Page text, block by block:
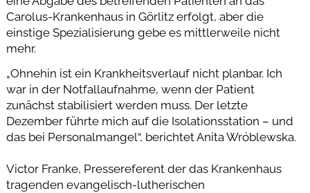
Carolus-Krankenhaus in Görlitz erfolgt, aber die
einstige Spezialisierung gebe es mittlerweile nicht
mehr.
„Ohnehin ist ein Krankheitsverlauf nicht planbar. Ich
war in der Notfallaufnahme, wenn der Patient
zunächst stabilisiert werden muss. Der letzte
Dezember führte mich auf die Isolationsstation – und
das bei Personalmangel“, berichtet Anita Wróblewska.
Victor Franke, Pressereferent der das Krankenhaus
tragenden evangelisch-lutherischen